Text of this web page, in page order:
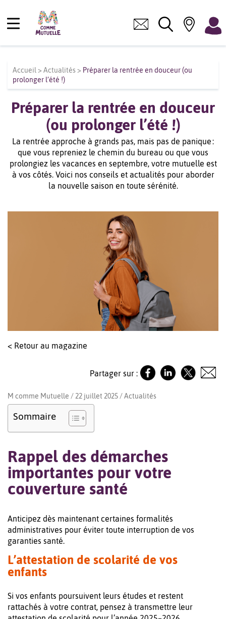
Accueil > Actualités> Préparer la rentrée en douceur (ou
prolonger l’été !)
Préparer la rentrée en douceur
(ou prolonger l’été !)
La rentrée approche à grands pas, mais pas de panique :
que vous repreniez le chemin du bureau ou que vous
prolongiez les vacances en septembre, votre mutuelle est
à vos côtés. Voici nos conseils et actualités pour aborder
la nouvelle saison en toute sérénité.
< Retour au magazine
Partager sur :
M comme Mutuelle / 22 juillet 2025 /Actualités
Sommaire
Rappel des démarches
importantes pour votre
couverture santé
Anticipez dès maintenant certaines formalités
administratives pour éviter toute interruption de vos
garanties santé.
L’attestation de scolarité de vos
enfants
Si vos enfants poursuivent leurs études et restent
rattachés à votre contrat, pensez à transmettre leur